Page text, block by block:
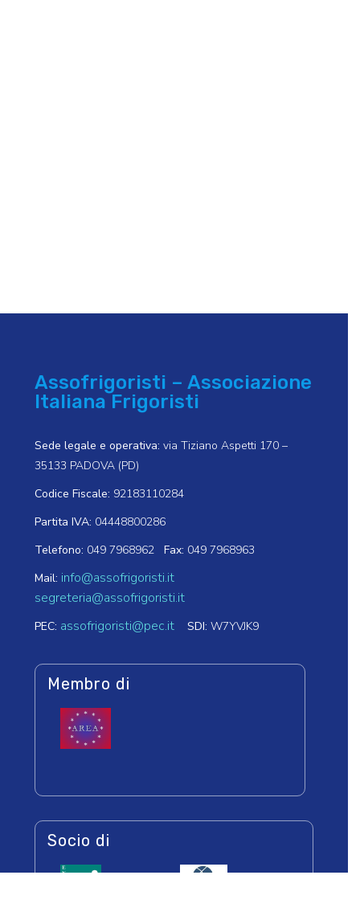
Assofrigoristi – Associazione
Italiana Frigoristi
Sede legale e operativa: via Tiziano Aspetti 170 –
35133 PADOVA (PD)
Codice Fiscale: 92183110284
Partita IVA: 04448800286
Telefono: 049 7968962 Fax: 049 7968963
Mail: info@assofrigoristi.it
segreteria@assofrigoristi.it
PEC: assofrigoristi@pec.it SDI: W7YVJK9
Membro di
Socio di